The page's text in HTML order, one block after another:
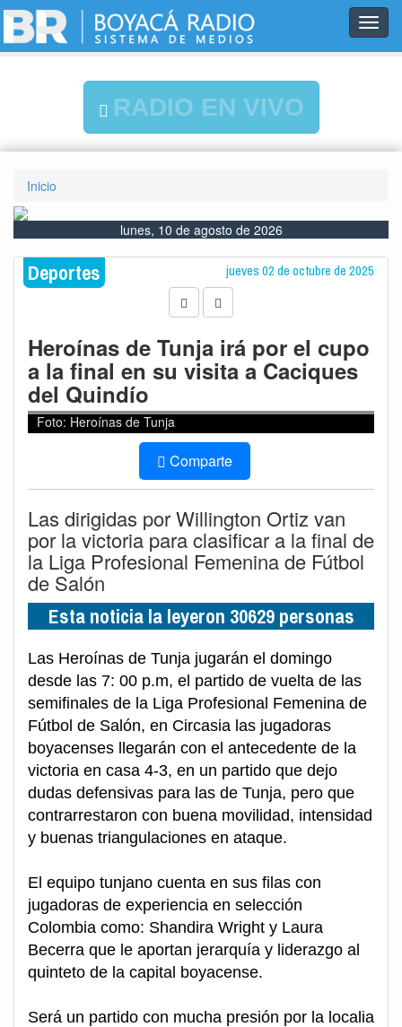
RADIO EN VIVO
Inicio
lunes, 10 de agosto de 2026
Deportes jueves 02 de octubre de 2025
Heroínas de Tunja irá por el cupo
a la final en su visita a Caciques
del Quindío
Foto: Heroínas de Tunja
Comparte
Las dirigidas por Willington Ortiz van
por la victoria para clasificar a la final de
la Liga Profesional Femenina de Fútbol
de Salón
Esta noticia la leyeron 30629 personas
Las Heroínas de Tunja jugarán el domingo
desde las 7: 00 p.m, el partido de vuelta de las
semifinales de la Liga Profesional Femenina de
Fútbol de Salón, en Circasia las jugadoras
boyacenses llegarán con el antecedente de la
victoria en casa 4-3, en un partido que dejo
dudas defensivas para las de Tunja, pero que
contrarrestaron con buena movilidad, intensidad
y buenas triangulaciones en ataque.
El equipo tunjano cuenta en sus filas con
jugadoras de experiencia en selección
Colombia como: Shandira Wright y Laura
Becerra que le aportan jerarquía y liderazgo al
quinteto de la capital boyacense.
Será un partido con mucha presión por la localia